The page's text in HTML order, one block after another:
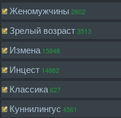
Женомужчины 2602
Зрелый возраст3513
Измена 15848
Инцест 14882
Классика627
Куннилингус 4561